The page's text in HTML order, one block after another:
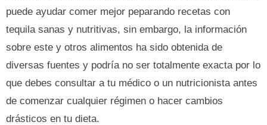
puede ayudar comer mejor peparando recetas con
tequila sanas y nutritivas, sin embargo, la información
sobre este y otros alimentos ha sido obtenida de
diversas fuentes y podría no ser totalmente exacta por lo
que debes consultar a tu médico o un nutricionista antes
de comenzar cualquier régimen o hacer cambios
drásticos en tu dieta.